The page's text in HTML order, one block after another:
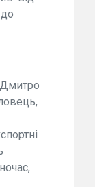
Дмитро